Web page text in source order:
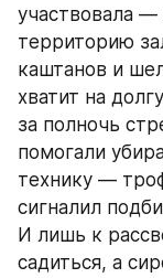
участвовала
территорию
каштанов и
хватит на
за полночь
помогали
технику —
сигналил
И лишь к
садиться, а